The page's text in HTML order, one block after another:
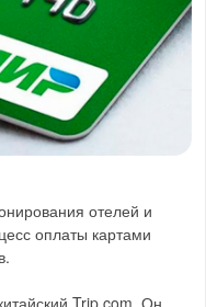
отелей и
оплаты картами